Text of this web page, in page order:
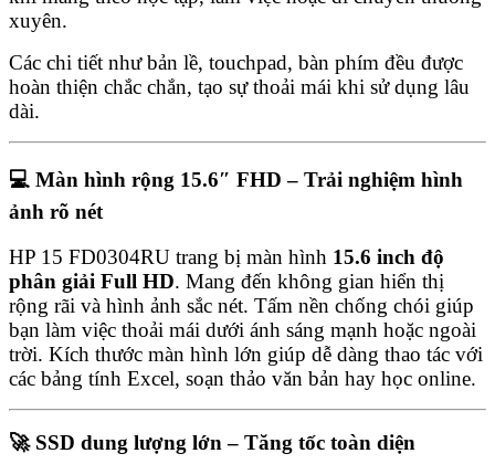
xuyên.
Các chi tiết như bản lề, touchpad, bàn phím đều được
hoàn thiện chắc chắn, tạo sự thoải mái khi sử dụng lâu
dài.
💻 Màn hình rộng 15.6″ FHD – Trải nghiệm hình
ảnh rõ nét
HP 15 FD0304RU trang bị màn hình 15.6 inch độ
phân giải Full HD. Mang đến không gian hiển thị
rộng rãi và hình ảnh sắc nét. Tấm nền chống chói giúp
bạn làm việc thoải mái dưới ánh sáng mạnh hoặc ngoài
trời. Kích thước màn hình lớn giúp dễ dàng thao tác với
các bảng tính Excel, soạn thảo văn bản hay học online.
🚀 SSD dung lượng lớn – Tăng tốc toàn diện